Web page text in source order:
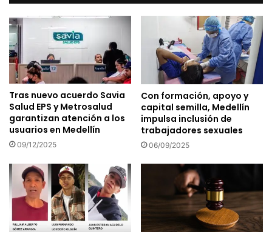
Tras nuevo acuerdo Savia
Salud EPS y Metrosalud
garantizan atención a los
usuarios en Medellín
09/12/2025
Con formación, apoyo y
capital semilla, Medellín
impulsa inclusión de
trabajadores sexuales
06/09/2025